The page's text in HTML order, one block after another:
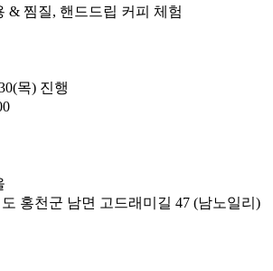
& 찜질, 핸드드립 커피 체험
목) 진행
홍천군 남면 고드래미길 47 (남노일리)